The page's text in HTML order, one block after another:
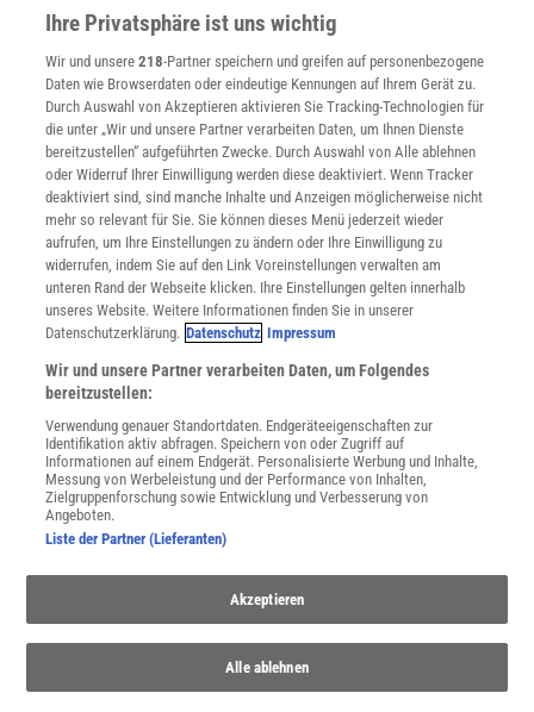
Im Handel kaufen
Presse
Verträge kündigen
INFO
Mediadaten
Datenschutz
Nutzungsbedingungen
Cookie-Einstellungen
Utiq verwalten
Nutzungsbasierte Onlinewerbung
Alle Artikel
Impressum
Angebote für Schulen
Angebote für Institutionen
Sprachen lernen mit Gymglish
Lexika
Für Spektrum schreiben
Zugänglichkeitserklärung
WEBSEITEN
KielSCN
Wissenschaft in die Schulen
SciLogs
Ihre Privatsphäre ist uns wichtig
Wir und unsere218-Partner speichern und greifen auf personenbezogene
Daten wie Browserdaten oder eindeutige Kennungen auf Ihrem Gerät zu.
Durch Auswahl von Akzeptieren aktivieren Sie Tracking-Technologien für
die unter „Wir und unsere Partner verarbeiten Daten, um Ihnen Dienste
bereitzustellen“ aufgeführten Zwecke. Durch Auswahl von Alle ablehnen
oder Widerruf Ihrer Einwilligung werden diese deaktiviert. Wenn Tracker
deaktiviert sind, sind manche Inhalte und Anzeigen möglicherweise nicht
mehr so relevant für Sie. Sie können dieses Menü jederzeit wieder
aufrufen, um Ihre Einstellungen zu ändern oder Ihre Einwilligung zu
widerrufen, indem Sie auf den Link Voreinstellungen verwalten am
unteren Rand der Webseite klicken. Ihre Einstellungen gelten innerhalb
unseres Website. Weitere Informationen finden Sie in unserer
Datenschutzerklärung. Datenschutz Impressum
Wir und unsere Partner verarbeiten Daten, um Folgendes
bereitzustellen:
Verwendung genauer Standortdaten. Endgeräteeigenschaften zur
Identifikation aktiv abfragen. Speichern von oder Zugriff auf
Informationen auf einem Endgerät. Personalisierte Werbung und Inhalte,
Messung von Werbeleistung und der Performance von Inhalten,
Zielgruppenforschung sowie Entwicklung und Verbesserung von
Angeboten.
Liste der Partner (Lieferanten)
Akzeptieren
Alle ablehnen